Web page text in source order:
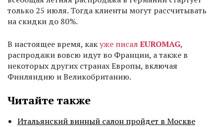
только 25 июля. Тогда клиенты могут рассчитывать
на скидки до 80%.
В настоящее время, какуже писалEUROMAG,
распродажи вовсю идут во Франции, а также в
некоторых других странах Европы, включая
Финляндию и Великобританию.
Читайте также
Итальянский винный салон пройдет в Москве